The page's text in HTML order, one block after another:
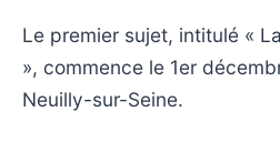
Le premier sujet, intitulé «
», commence le 1er
Neuilly-sur-Seine.